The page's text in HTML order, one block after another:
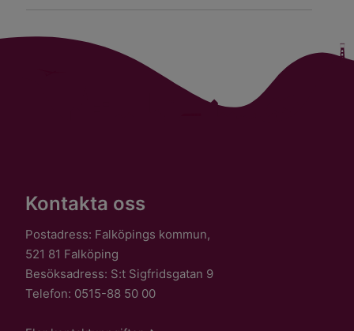
Kontakta oss
Postadress: Falköpings kommun,
521 81 Falköping
Besöksadress: S:t Sigfridsgatan 9
Telefon: 0515-88 50 00